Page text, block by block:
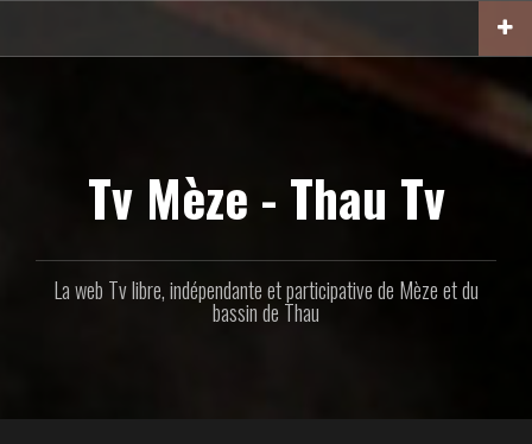
contenu
Tv Mèze - Thau Tv
La web Tv libre, indépendante et participative de Mèze et du
bassin de Thau